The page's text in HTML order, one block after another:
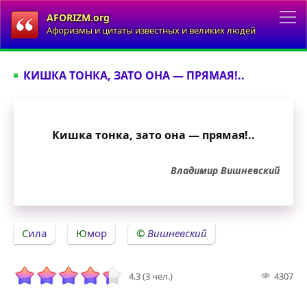
AFORIZM.org
Афоризмы и цитаты известных и великих людей
КИШКА ТОНКА, ЗАТО ОНА — ПРЯМАЯ!..
Кишка тонка, зато она — прямая!..
Владимир Вишневский
Сила Юмор Вишневский
4.3 (3 чел.) 4307